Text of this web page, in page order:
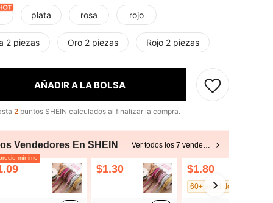
plata rosa rojo
2 piezas Oro 2 piezas Rojo 2 piezas
AÑADIR A LA BOLSA
2 puntos SHEIN calculados al finalizar la compra.
Vendedores En SHEIN Ver todos los 7 vendedores
mínimo
$1.30 $1.80
60+ vendidos